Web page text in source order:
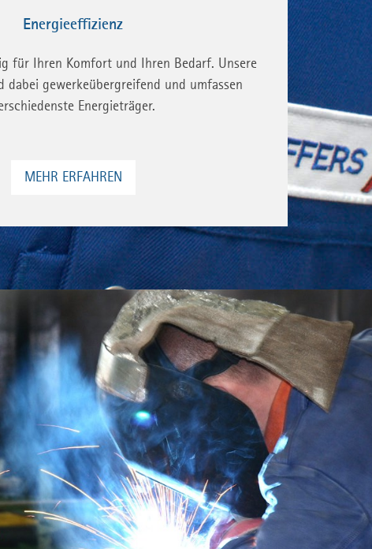
Energieeffizienz
für Ihren Komfort und Ihren Bedarf. Unsere
dabei gewerkeübergreifend und umfassen
Energieträger.
MEHR ERFAHREN